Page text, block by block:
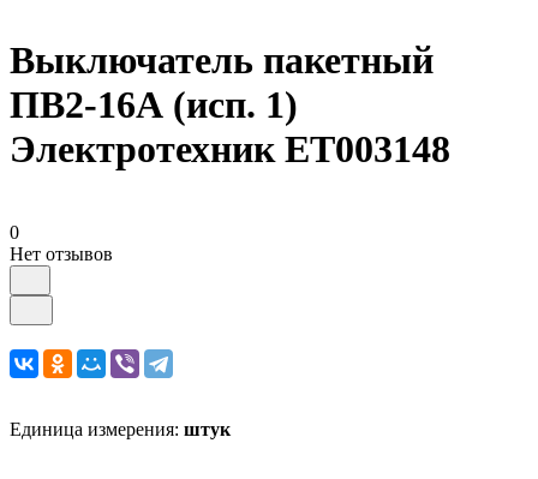
Выключатель пакетный
ПВ2-16А (исп. 1)
Электротехник ET003148
0
Нет отзывов
Единица измерения: штук